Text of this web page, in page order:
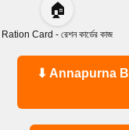
🏠
Ration Card - রেশন কার্ডের কাজ
⬇ Annapurna